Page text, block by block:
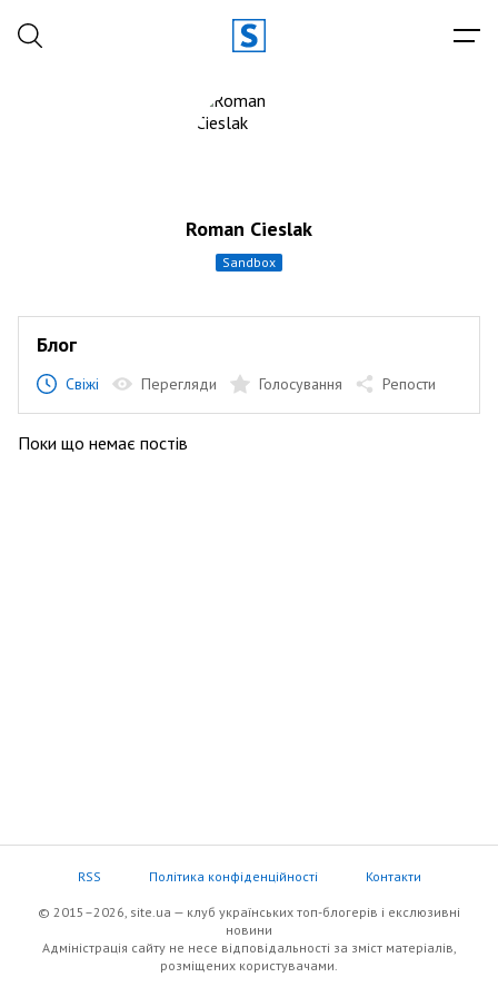
Roman Cieslak
sandbox
Блог
Свіжі Перегляди Голосування Репости
Поки що немає постів
RSS Політика конфіденційності Контакти
© 2015–2026, site.ua — клуб українських топ-блогерів i екслюзивнi
новини
Адміністрація сайту не несе відповідальності за зміст матеріалів,
розміщених користувачами.